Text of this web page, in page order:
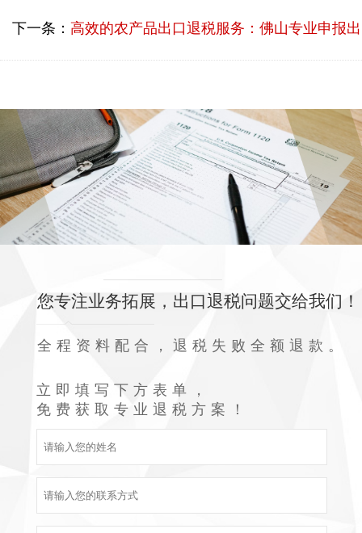
下一条： 高效的农产品出口退税服务：佛山专业申报出口退税机构的成功案例
您专注业务拓展，出口退税问题交给我们！
全程资料配合，退税失败全额退款。
立即填写下方表单，
免费获取专业退税方案！